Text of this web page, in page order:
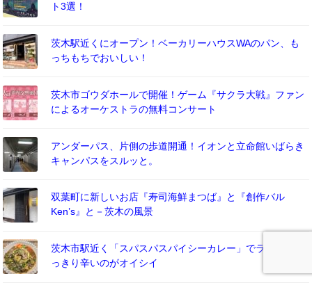
ト3選！
茨木駅近くにオープン！ベーカリーハウスWAのパン、も
っちもちでおいしい！
茨木市ゴウダホールで開催！ゲーム『サクラ大戦』ファン
によるオーケストラの無料コンサート
アンダーパス、片側の歩道開通！イオンと立命館いばらき
キャンパスをスルッと。
双葉町に新しいお店『寿司海鮮まつば』と『創作バル
Ken’s』と－茨木の風景
茨木市駅近く「スパスパスパイシーカレー」でランチ！す
っきり辛いのがオイシイ